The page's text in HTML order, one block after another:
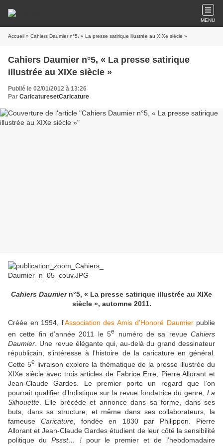
MENU
Accueil » Cahiers Daumier n°5, « La presse satirique illustrée au XIXe siècle »
Cahiers Daumier n°5, « La presse satirique
illustrée au XIXe siècle »
Publié le 02/01/2012 à 13:26
Par CaricaturesetCaricature
Cahiers Daumiern°5, « La presse satirique illustrée au XIXe
siècle », automne 2011.
Créée en 1994, l'Association des Amis d'Honoré Daumierpublie
en cette fin d’année 2011 le 5e numéro de sa revueCahiers
Daumier . Une revue élégante qui, au-delà du grand dessinateur
républicain, s’intéresse à l’histoire de la caricature en général.
Cette 5e livraison explore la thématique de la presse illustrée du
XIXe siècle avec trois articles de Fabrice Erre, Pierre Allorant et
Jean-Claude Gardes. Le premier porte un regard que l’on
pourrait qualifier d’holistique sur la revue fondatrice du genre, La
Silhouette . Elle précède et annonce dans sa forme, dans ses
buts, dans sa structure, et même dans ses collaborateurs, la
fameuseCaricature , fondée en 1830 par Philippon. Pierre
Allorant et Jean-Claude Gardes étudient de leur côté la sensibilité
politique du Pssst… !pour le premier et de l’hebdomadaire